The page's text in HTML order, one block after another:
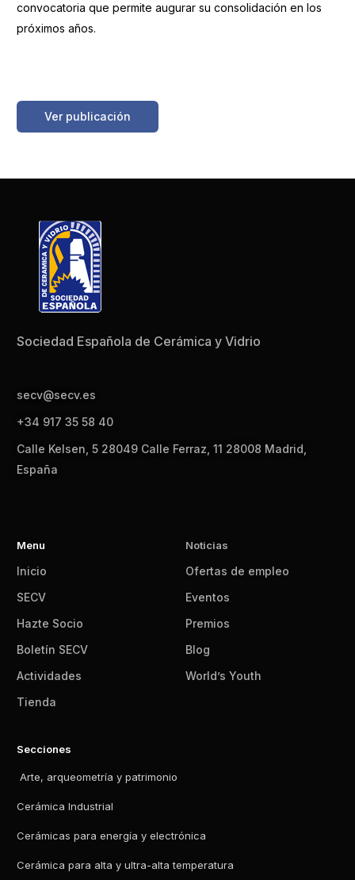
convocatoria que permite augurar su consolidación en los
próximos años.
Ver publicación
Sociedad Española de Cerámica y Vidrio
secv@secv.es
+34 917 35 58 40
Calle Kelsen, 5 28049 Calle Ferraz, 11 28008 Madrid,
España
Menu
Inicio
SECV
Hazte Socio
Boletín SECV
Actividades
Tienda
Noticias
Ofertas de empleo
Eventos
Premios
Blog
World’s Youth
Secciones
Arte, arqueometría y patrimonio
Cerámica Industrial
Cerámicas para energía y electrónica
Cerámica para alta y ultra-alta temperatura